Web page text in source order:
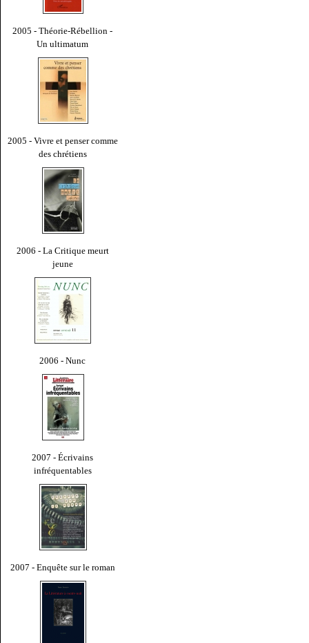
2005 - Théorie-Rébellion -
Un ultimatum
2005 - Vivre et penser comme
des chrétiens
2006 - La Critique meurt
jeune
2006 - Nunc
2007 - Écrivains
infréquentables
2007 - Enquête sur le roman